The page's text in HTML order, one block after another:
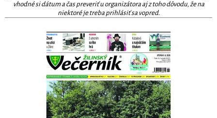
vhodné si dátum a čas preveriť u organizátora aj z toho dôvodu, že na
niektoré je treba prihlásiť sa vopred.